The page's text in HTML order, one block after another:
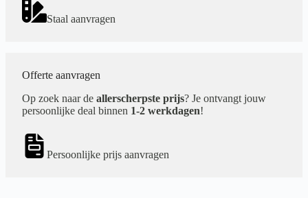
Staal aanvragen
Offerte aanvragen
Op zoek naar de allerscherpste prijs? Je ontvangt jouw
persoonlijke deal binnen 1-2 werkdagen!
Persoonlijke prijs aanvragen